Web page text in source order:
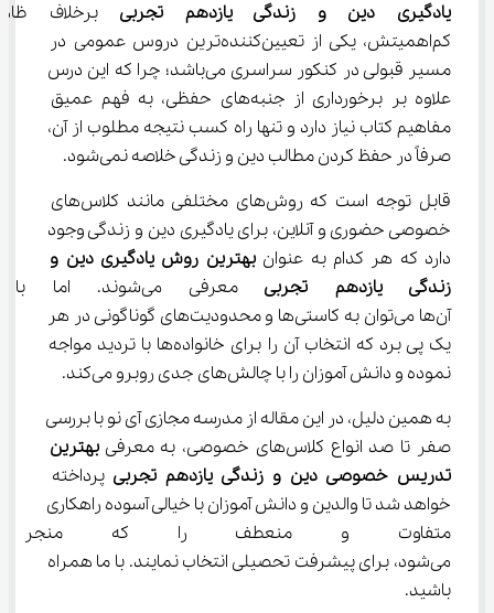
یادگیری دین و زندگی یازدهم تجربی برخلاف
کم‌اهمیتش، یکی از تعیین‌کننده‌ترین دروس عمومی در
مسیر قبولی در کنکور سراسری می‌باشد؛ چرا که این درس
علاوه بر برخورداری از جنبه‌های حفظی، به فهم عمیق
مفاهیم کتاب نیاز دارد و تنها راه کسب نتیجه مطلوب از آن،
صرفاً در حفظ کردن مطالب دین و زندگی خلاصه نمی‌شود.
قابل توجه است که روش‌های مختلفی مانند کلاس‌های
خصوصی حضوری و آنلاین، برای یادگیری دین و زندگی وجود
دارد که هر کدام به عنوان بهترین روش یادگیری دین و
زندگی یازدهم تجربی
معرفی می‌شوند.
آن‌ها می‌توان به کاستی‌ها و محدودیت‌های گوناگونی در هر
یک پی برد که انتخاب آن را برای خانواده‌ها با تردید مواجه
نموده و دانش آموزان را با چالش‌های جدی روبرو می‌کند.
به همین دلیل، در این مقاله از مدرسه مجازی آی نو با بررسی
صفر تا صد انواع کلاس‌های خصوصی، به معرفی
بهترین
تدریس خصوصی دین و زندگی یازدهم تجربی پرداخته
خواهد شد تا والدین و دانش آموزان با خیالی آسوده راهکاری
متفاوت و منعطف را که
می‌شود، برای پیشرفت تحصیلی انتخاب نمایند. با ما همراه
باشید.